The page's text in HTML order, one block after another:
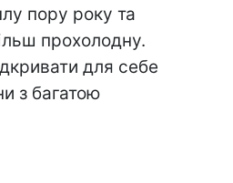
пору року та
прохолодну.
для себе
з багатою